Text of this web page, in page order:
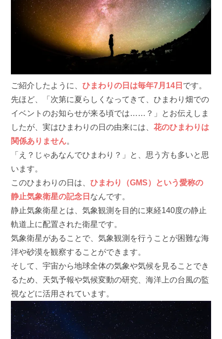
ご紹介したように、ひまわりの日は毎年7月14日 です。
先ほど、「次第に夏らしくなってきて、ひまわり畑での
イベントのお知らせが来る頃では……？」とお伝えしま
したが、実はひまわりの日の由来には、花のひまわりは
関係ありません。
「え？じゃあなんでひまわり？」と、思う方も多いと思
います。
このひまわりの日は、ひまわり（GMS）という愛称の
静止気象衛星の記念日 なんです。
静止気象衛星とは、気象観測を目的に東経140度の静止
軌道上に配置された衛星です。
気象衛星があることで、気象観測を行うことが困難な海
洋や砂漠を観察することができます。
そして、宇宙から地球全体の気象や気候を見ることでき
るため、天気予報や気候変動の研究、海洋上の台風の監
視などに活用されています。